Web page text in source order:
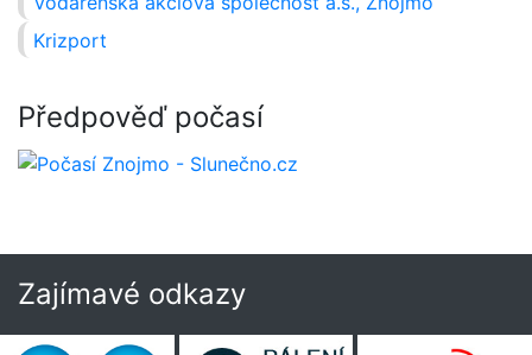
Krizport
Předpověď počasí
Zajímavé odkazy